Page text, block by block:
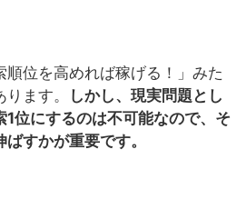
順位を高めれば稼げる！」みた
ます。
しかし、現実問題とし
1位にするのは不可能なので、そ
すかが重要です。